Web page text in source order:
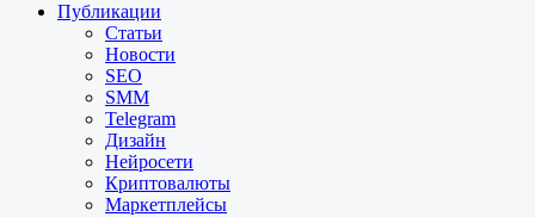
Публикации
Статьи
Новости
SEO
SMM
Telegram
Дизайн
Нейросети
Криптовалюты
Маркетплейсы